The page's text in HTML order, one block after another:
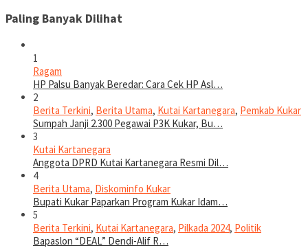
Paling Banyak Dilihat
1
Ragam
HP Palsu Banyak Beredar: Cara Cek HP Asl…
2
Berita Terkini, Berita Utama, Kutai Kartanegara, Pemkab Kukar
Sumpah Janji 2.300 Pegawai P3K Kukar, Bu…
3
Kutai Kartanegara
Anggota DPRD Kutai Kartanegara Resmi Dil…
4
Berita Utama, Diskominfo Kukar
Bupati Kukar Paparkan Program Kukar Idam…
5
Berita Terkini, Kutai Kartanegara, Pilkada 2024, Politik
Bapaslon “DEAL” Dendi-Alif R…